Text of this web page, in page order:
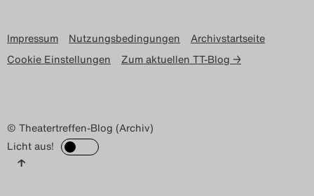
Impressum Nutzungsbedingungen
Archivstartseite
Cookie Einstellungen
Zum aktuellen TT-Blog →
© Theatertreffen-Blog (Archiv)
Licht aus!
↑